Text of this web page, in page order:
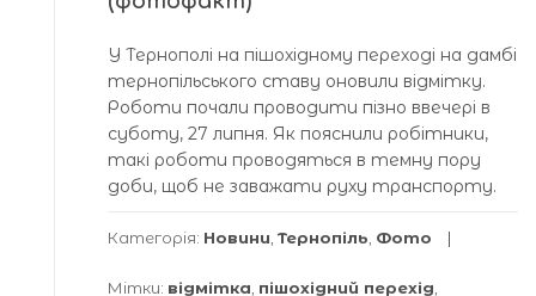
У Тернополі на пішохідному переході на дамбі
тернопільського ставу оновили відмітку.
Роботи почали проводити пізно ввечері в
суботу, 27 липня. Як пояснили робітники,
такі роботи проводяться в темну пору
доби, щоб не заважати руху транспорту.
Категорія: Новини, Тернопіль, Фото
Мітки: відмітка, пішохідний перехід,